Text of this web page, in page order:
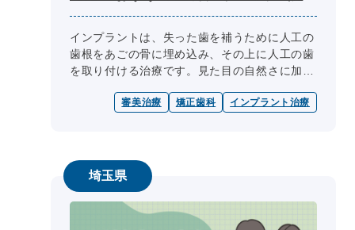
インプラントは、失った歯を補うために人工の
歯根をあごの骨に埋め込み、その上に人工の歯
を取り付ける治療です。見た目の自然さに加
やブリッジに代わる方法として検討さ...
審美治療 矯正歯科 インプラント治療
埼玉県